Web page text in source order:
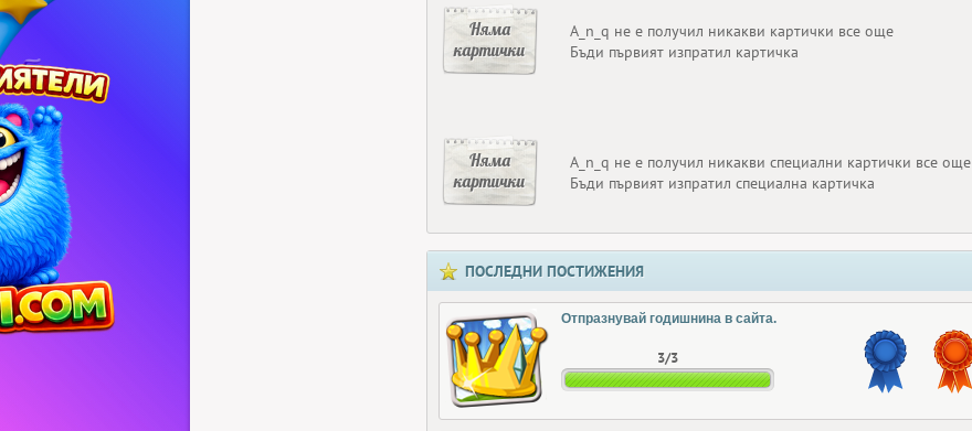
Няма
картички
A_n_q не е получил никакви картички все още
Бъди първият изпратил картичка
Няма
картички
A_n_q не е получил никакви специални картички все още
Бъди първият изпратил специална картичка
ПОСЛЕДНИ ПОСТИЖЕНИЯ
Отпразнувай годишнина в сайта.
3/3